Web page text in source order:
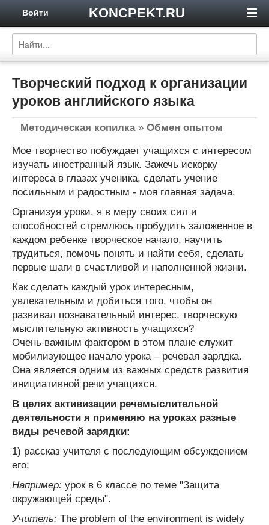
KONCPEKT.RU
Войти
Творческий подход к организации
уроков английского языка
Методическая копилка» Обмен опытом
Мое творчество побуждает учащихся с интересом
изучать иностранный язык. Зажечь искорку
интереса в глазах ученика, сделать учение
посильным и радостным - моя главная задача.
Организуя уроки, я в меру своих сил и
способностей стремлюсь пробудить заложенное в
каждом ребенке творческое начало, научить
трудиться, помочь понять и найти себя, сделать
первые шаги в счастливой и наполненной жизни.
Как сделать каждый урок интересным,
увлекательным и добиться того, чтобы он
развивал познавательный интерес, творческую
мыслительную активность учащихся?
Очень важным фактором в этом плане служит
мобилизующее начало урока – речевая зарядка.
Она является одним из важных средств развития
инициативной речи учащихся.
В целях активизации речемыслительной
деятельности я применяю на уроках разные
виды речевой зарядки:
1) рассказ учителя с последующим обсуждением
его;
Например: урок в 6 классе по теме "Защита
окружающей среды".
Учитель: The problem of the environment is widely